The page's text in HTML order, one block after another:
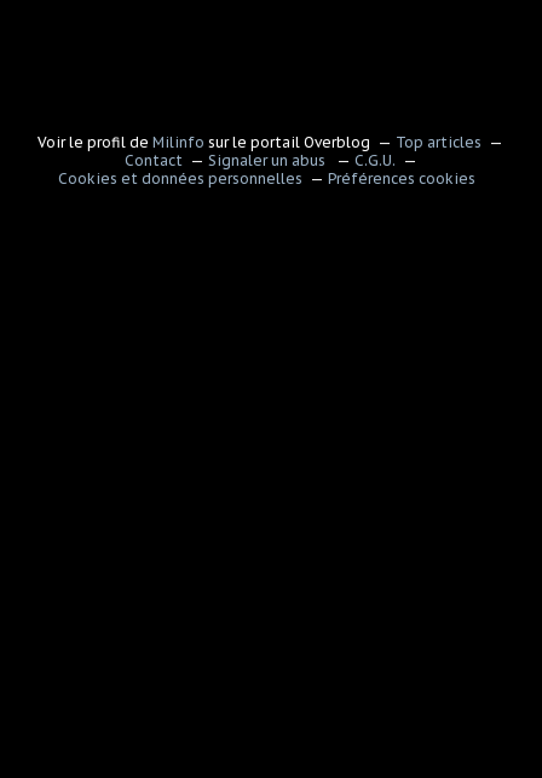
Voir le profil deMilinfo sur le portail Overblog
Top articles
Contact
Signaler un abus
C.G.U.
Cookies et données personnelles
Préférences cookies